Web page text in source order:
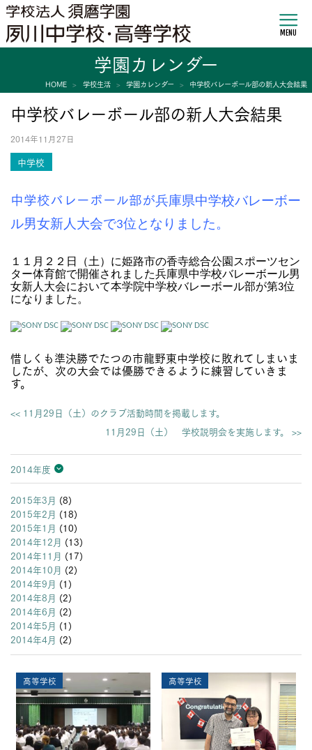
MENU
学園カレンダー
HOME 学校生活 学園カレンダー 中学校バレーボール部の新人大会結果
中学校バレーボール部の新人大会結果
2014年11月27日
中学校
中学校バレーボール部が兵庫県中学校バレーボー
ル男女新人大会で3位となりました。
１１月２２日（土）に姫路市の香寺総合公園スポーツセン
ター体育館で開催されました兵庫県中学校バレーボール男
女新人大会において本学院中学校バレーボール部が第3位
になりました。
惜しくも準決勝でたつの市龍野東中学校に敗れてしまいま
したが、次の大会では優勝できるように練習していきま
す。
<< 11月29日（土）のクラブ活動時間を掲載します。
11月29日（土） 学校説明会を実施します。 >>
2014年度
2026年度
2025年度
2024年度
2023年度
2022年度
2021年度
2020年度
2019年度
2018年度
2017年度
2016年度
2015年度
2014年度
2013年度
2015年3月 (8)
2015年2月 (18)
2015年1月 (10)
2014年12月 (13)
2014年11月 (17)
2014年10月 (2)
2014年9月 (1)
2014年8月 (2)
2014年6月 (2)
2014年5月 (1)
2014年4月 (2)
高等学校 高等学校